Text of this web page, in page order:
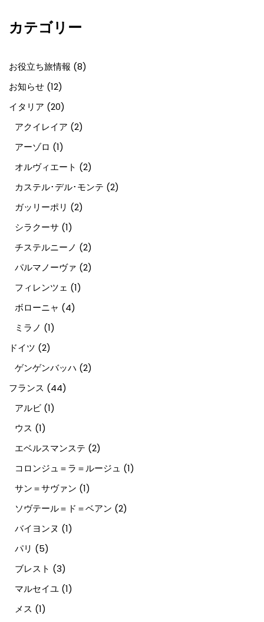
カテゴリー
お役立ち旅情報 (8)
お知らせ (12)
イタリア (20)
アクイレイア (2)
アーゾロ (1)
オルヴィエート (2)
カステル･デル･モンテ (2)
ガッリーポリ (2)
シラクーサ (1)
チステルニーノ (2)
パルマノーヴァ (2)
フィレンツェ (1)
ボローニャ (4)
ミラノ (1)
ドイツ (2)
ゲンゲンバッハ (2)
フランス (44)
アルビ (1)
ウス (1)
エベルスマンステ (2)
コロンジュ＝ラ＝ルージュ (1)
サン＝サヴァン (1)
ソヴテール＝ド＝ベアン (2)
バイヨンヌ (1)
パリ (5)
ブレスト (3)
マルセイユ (1)
メス (1)